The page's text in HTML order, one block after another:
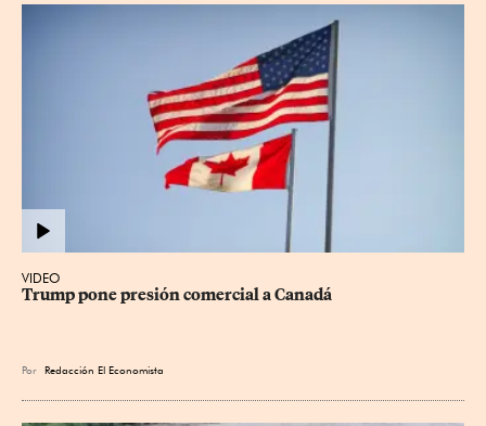
VIDEO
Trump pone presión comercial a Canadá
Por Redacción El Economista